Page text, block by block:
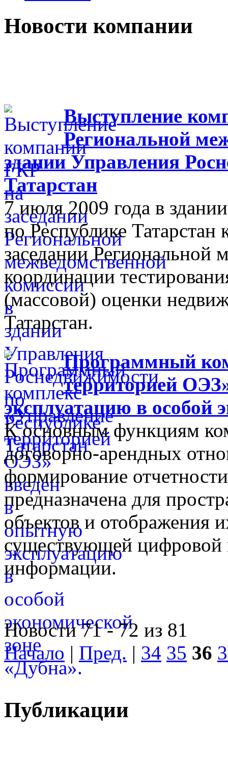
Новости компании
Выступление
Региональной
здании Управления
Татарстан
7 июля 2009 года в
по Республике
заседании Региональной
координации
(массовой) оценки
Татарстан.
Программный
территорией
эксплуатацию в особой
К основным функциям
договорно-арендных
формирование
предназначена для
объектов и отображения
существующей цифровой
информации.
Новости 71 - 72 из 81
Начало | Пред. | 34 35 36
Публикации